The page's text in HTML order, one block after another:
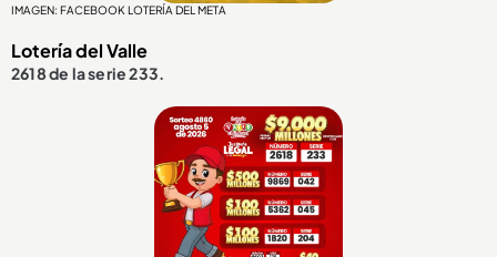
IMAGEN: FACEBOOK LOTERÍA DEL META
Lotería del Valle
2618 de la serie 233.